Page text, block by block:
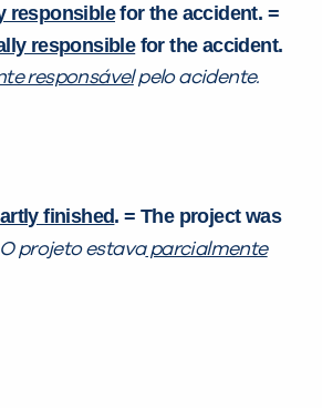
responsiblefor the accident. =
responsiblefor the accident.
responsávelpelo acidente.
finished. = The project was
O projeto estavaparcialmente